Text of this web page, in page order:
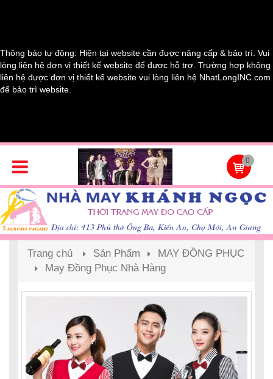
Thông báo tự động: Hiện tại website cần được nâng cấp & bảo trì. Vui
lòng liên hệ đơn vị thiết kế website để được hỗ trợ. Trường hợp không
liên hệ được đơn vị thiết kế website vui lòng liên hệ NhatLongINC.com
để bảo trì website.
0
Trang chủ Sản Phẩm
MAY ĐỒNG PHỤC
May Đồng Phục Nhà Hàng